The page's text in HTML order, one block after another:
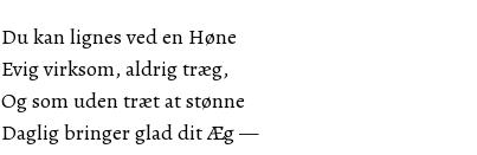
Du kan lignes ved en Høne
Evig virksom, aldrig træg,
Og som uden træt at stønne
Daglig bringer glad dit Æg —